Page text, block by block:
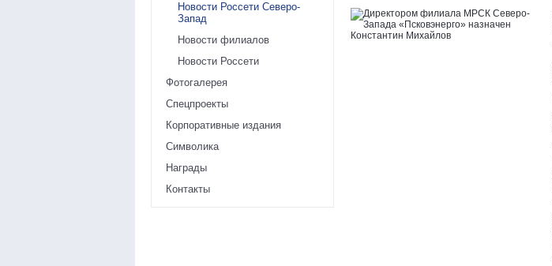
Новости Россети Северо-
Запад
Новости филиалов
Новости Россети
Фотогалерея
Спецпроекты
Корпоративные издания
Символика
Награды
Контакты